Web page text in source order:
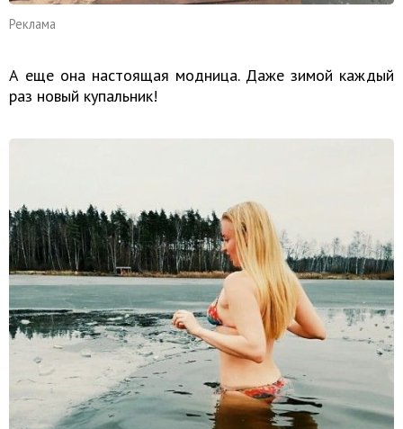
Реклама
А еще она настоящая модница. Даже зимой каждый
раз новый купальник!